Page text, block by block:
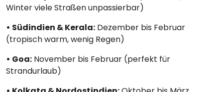
Winter viele Straßen unpassierbar)
• Südindien & Kerala: Dezember bis Februar
(tropisch warm, wenig Regen)
• Goa: November bis Februar (perfekt für
Strandurlaub)